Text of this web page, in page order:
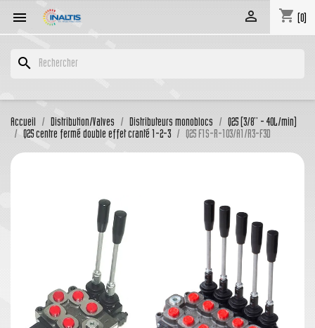
 shopping_cart (0)

search
Accueil Distribution/Valves Distributeurs monoblocs
Q25 (3/8'' - 40L/min)
Q25 centre fermé double effet cranté 1-2-3
Q25 F1S-R-103/A1/R3-F3D